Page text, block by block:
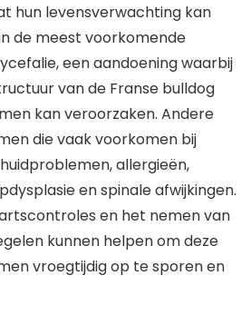
hun levensverwachting kan
de meest voorkomende
een aandoening waarbij
van de Franse bulldog
kan veroorzaken. Andere
die vaak voorkomen bij
allergieën,
en spinale afwijkingen.
en het nemen van
kunnen helpen om deze
vroegtijdig op te sporen en